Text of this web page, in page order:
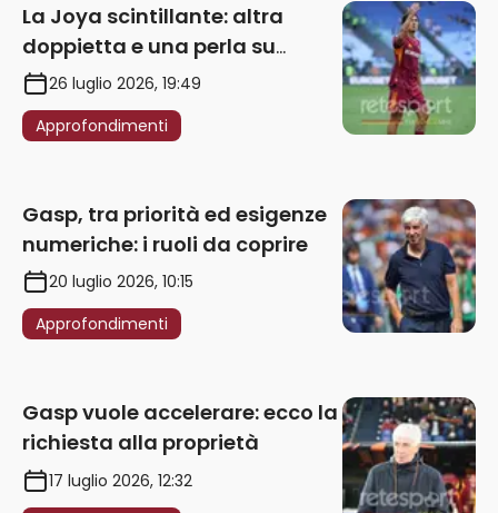
La Joya scintillante: altra
doppietta e una perla su
punizione – VIDEO
26 luglio 2026, 19:49
Approfondimenti
Gasp, tra priorità ed esigenze
numeriche: i ruoli da coprire
20 luglio 2026, 10:15
Approfondimenti
Gasp vuole accelerare: ecco la
richiesta alla proprietà
17 luglio 2026, 12:32